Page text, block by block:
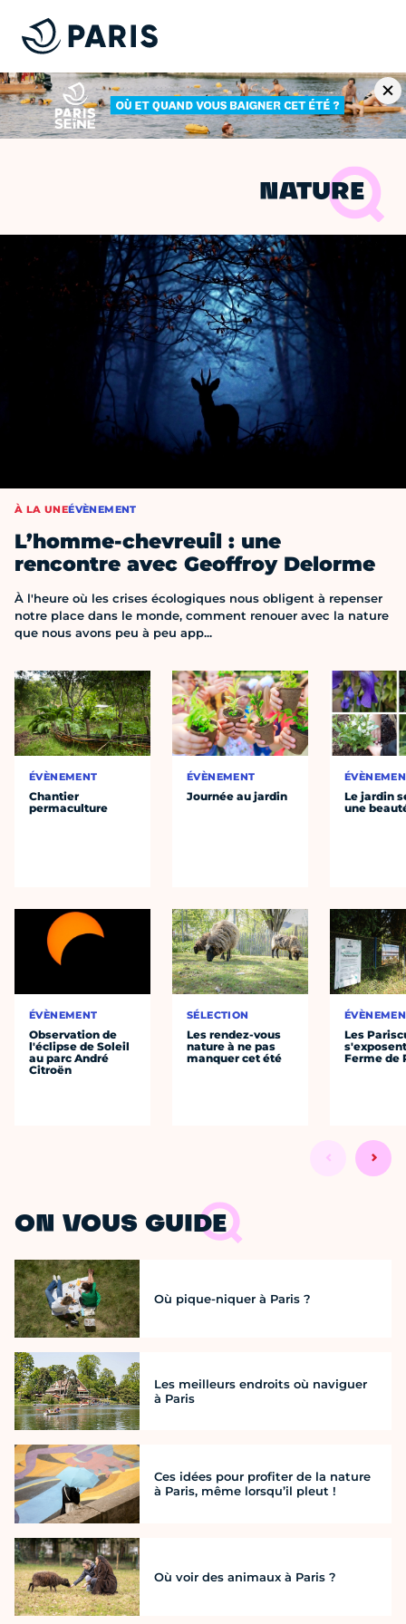
NATURE
À LA UNEÉVÈNEMENT
L’homme-chevreuil : une
rencontre avec Geoffroy Delorme
À l'heure où les crises écologiques nous obligent à repenser
notre place dans le monde, comment renouer avec la nature
que nous avons peu à peu app...
ÉVÈNEMENT
Chantier
permaculture
ÉVÈNEMENT
Observation de
l'éclipse de Soleil
au parc André
Citroën
ÉVÈNEMENT
Journée au jardin
SÉLECTION
Les rendez-vous
nature à ne pas
manquer cet été
Le jardin
une
Les
Ferme de
ON VOUS GUIDE
Où pique-niquer à Paris ?
Les meilleurs endroits où naviguer
à Paris
Ces idées pour profiter de la nature
à Paris, même lorsqu’il pleut !
Où voir des animaux à Paris ?